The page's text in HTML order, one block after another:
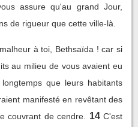
assure qu'au grand Jour,
de rigueur que cette ville-là.
à toi, Bethsaïda ! car si
au milieu de vous avaient eu
que leurs habitants
manifesté en revêtant des
couvrant de cendre.
14 C'est